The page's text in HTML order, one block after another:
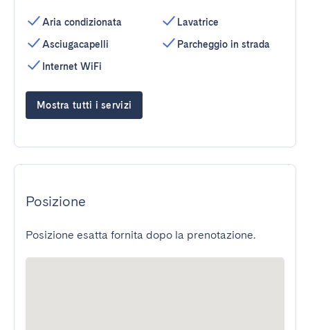
Aria condizionata
Asciugacapelli
Internet WiFi
Lavatrice
Parcheggio in strada
Mostra tutti i servizi
Posizione
Posizione esatta fornita dopo la prenotazione.